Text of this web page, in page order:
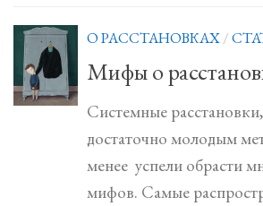
О РАССТАНОВКАХ/
Мифы о
Системные
достаточно молодым
менее успели обрасти
мифов. Самые